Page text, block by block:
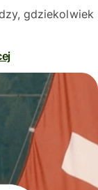
gdziekolwiek